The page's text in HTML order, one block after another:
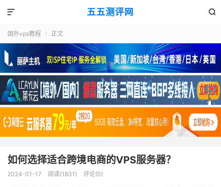
五五测评网 

国外vps教程  正文
如何选择适合跨境电商的VPS服务器？
2024-01-17 阅读(1831) 评论(0)